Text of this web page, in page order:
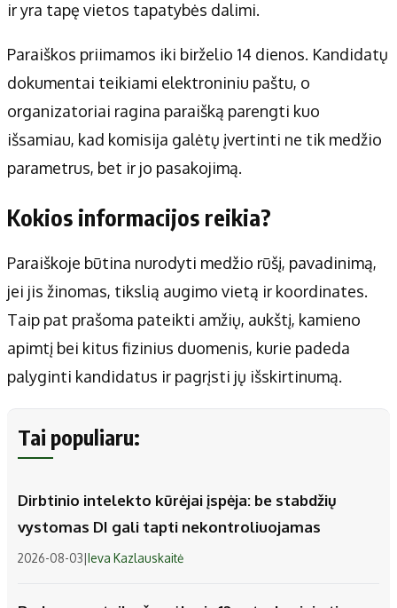
ir yra tapę vietos tapatybės dalimi.
Paraiškos priimamos iki birželio 14 dienos. Kandidatų
dokumentai teikiami elektroniniu paštu, o
organizatoriai ragina paraišką parengti kuo
išsamiau, kad komisija galėtų įvertinti ne tik medžio
parametrus, bet ir jo pasakojimą.
Kokios informacijos reikia?
Paraiškoje būtina nurodyti medžio rūšį, pavadinimą,
jei jis žinomas, tikslią augimo vietą ir koordinates.
Taip pat prašoma pateikti amžių, aukštį, kamieno
apimtį bei kitus fizinius duomenis, kurie padeda
palyginti kandidatus ir pagrįsti jų išskirtinumą.
Tai populiaru:
Dirbtinio intelekto kūrėjai įspėja: be stabdžių
vystomas DI gali tapti nekontroliuojamas
2026-08-03|Ieva Kazlauskaitė